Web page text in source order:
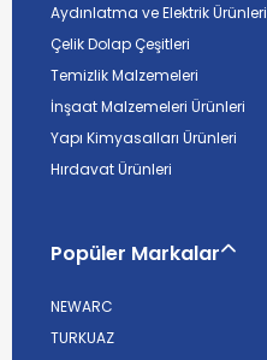
Aydınlatma ve Elektrik Ürünleri
Çelik Dolap Çeşitleri
Temizlik Malzemeleri
İnşaat Malzemeleri Ürünleri
Yapı Kimyasalları Ürünleri
Hırdavat Ürünleri
Popüler Markalar
NEWARC
TURKUAZ